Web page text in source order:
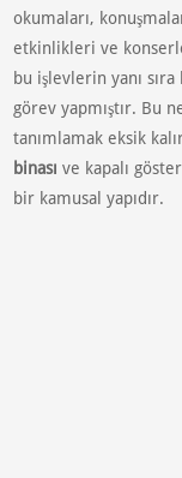
okumaları,
etkinlikleri ve
bu işlevlerin yanı
görev yapmıştır. Bu
tanımlamak eksik
binası ve kapalı
bir kamusal yapıdır.